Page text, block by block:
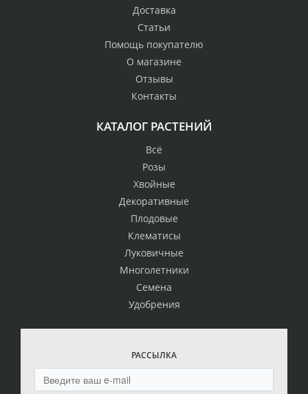
Доставка
Статьи
Помощь покупателю
О магазине
Отзывы
Контакты
КАТАЛОГ РАСТЕНИЙ
Всё
Розы
Хвойные
Декоративные
Плодовые
Клематисы
Луковичные
Многолетники
Семена
Удобрения
РАССЫЛКА